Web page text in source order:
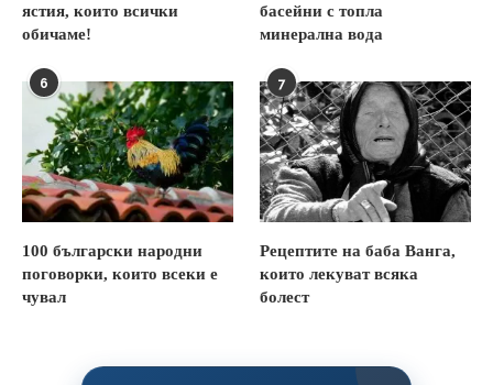
ястия, които всички
обичаме!
басейни с топла
минерална вода
6
100 български народни
поговорки, които всеки е
чувал
7
Рецептите на баба Ванга,
които лекуват всяка
болест